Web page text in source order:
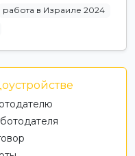
работа в Израиле 2024